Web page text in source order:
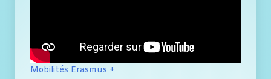
Mobilités Erasmus +